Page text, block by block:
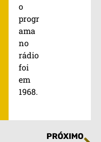
o
progr
ama
no
rádio
foi
em
1968.
PRÓXIMO